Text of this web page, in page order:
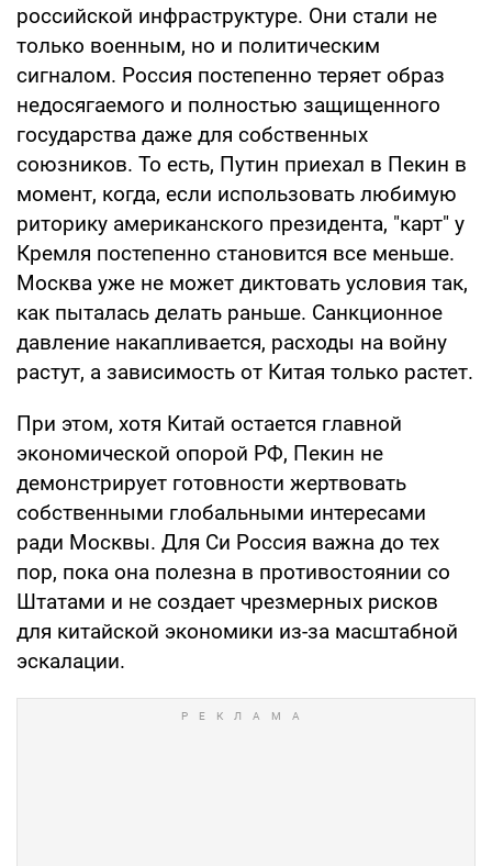
российской инфраструктуре. Они стали не
только военным, но и политическим
сигналом. Россия постепенно теряет образ
недосягаемого и полностью защищенного
государства даже для собственных
союзников. То есть, Путин приехал в Пекин в
момент, когда, если использовать любимую
риторику американского президента, "карт" у
Кремля постепенно становится все меньше.
Москва уже не может диктовать условия так,
как пыталась делать раньше. Санкционное
давление накапливается, расходы на войну
растут, а зависимость от Китая только растет.
При этом, хотя Китай остается главной
экономической опорой РФ, Пекин не
демонстрирует готовности жертвовать
собственными глобальными интересами
ради Москвы. Для Си Россия важна до тех
пор, пока она полезна в противостоянии со
Штатами и не создает чрезмерных рисков
для китайской экономики из-за масштабной
эскалации.